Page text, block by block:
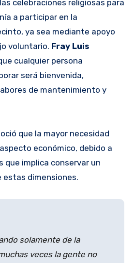
celebraciones religiosas para
a participar en la
ya sea mediante apoyo
voluntario. Fray Luis
cualquier persona
será bienvenida,
de mantenimiento y
que la mayor necesidad
económico, debido a
que implica conservar un
estas dimensiones.
solamente de la
veces la gente no